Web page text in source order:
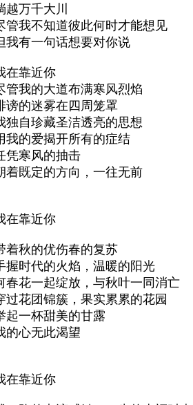
越万千大川
管我不知道彼此何时才能想见
我有一句话想要对你说
在靠近你
管我的大道布满寒风烈焰
谤的迷雾在四周笼罩
独自珍藏圣洁透亮的思想
我的爱揭开所有的症结
凭寒风的抽击
着既定的方向，一往无前
在靠近你
着秋的优伤春的复苏
握时代的火焰，温暖的阳光
春花一起绽放，与秋叶一同消亡
过花团锦簇，果实累累的花园
起一杯甜美的甘露
的心无此渴望
在靠近你